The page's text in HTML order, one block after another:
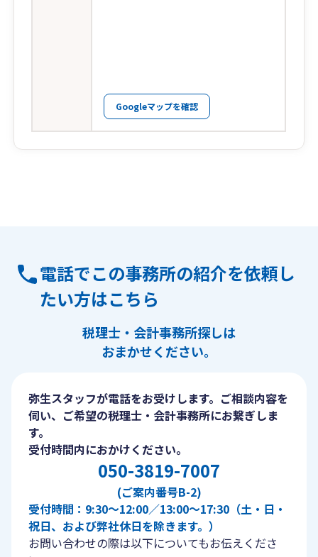
Googleマップを確認
電話でこの事務所の紹介を依頼し
たい方はこちら
税理士・会計事務所探しは
おまかせください。
弥生スタッフが電話をお受けします。ご相談内容を
伺い、ご希望の税理士・会計事務所にお繋ぎしま
す。
受付時間内におかけください。
050-3819-7007
(ご案内番号B-2)
受付時間：9:30〜12:00／13:00〜17:30（土・日・
祝日、および弊社休日を除きます。）
お問い合わせの際は以下についてもお伝えくださ